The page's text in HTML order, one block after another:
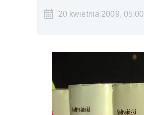
20 kwietnia 2009, 05:00